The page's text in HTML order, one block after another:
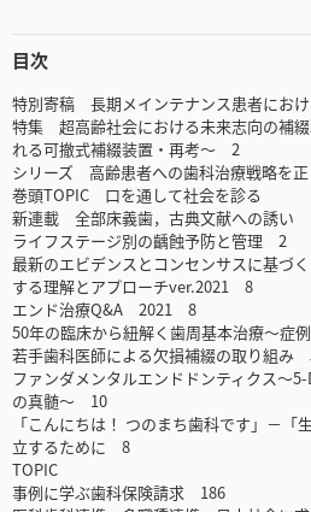
目次
特別寄稿 長期メインテナンス患者にお
特集 超高齢社会における未来志向の補
れる可撤式補綴装置・再考～ 2
シリーズ 高齢患者への歯科治療戦略を
巻頭TOPIC 口を通して社会を診る
新連載 全部床義歯，古典文献への誘い
ライフステージ別の齲蝕予防と管理 2
最新のエビデンスとコンセンサスに基づ
する理解とアプローチver.2021 8
エンド治療Q&A 2021 8
50年の臨床から紐解く歯周基本治療～症
若手歯科医師による欠損補綴の取り組み
ファンダメンタルエンドドンティクス～
の真髄～ 10
「こんにちは！ つのまち歯科です」－「
立するために 8
TOPIC
事例に学ぶ歯科保険請求 186